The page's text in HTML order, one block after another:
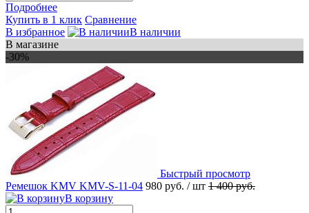
Подробнее
Купить в 1 клик Сравнение
В избранное
В наличии
В магазине
-30%
Быстрый просмотр
Ремешок KMV KMV-S-11-04 980 руб. / шт 1 400 руб.
В корзину